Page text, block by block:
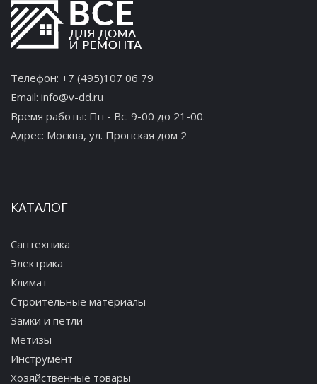
Телефон: +7 (495)107 06 79
Email: info@v-dd.ru
Время работы: Пн - Вс. 9-00 до 21-00.
Адрес: Москва, ул. Пронская дом 2
КАТАЛОГ
Сантехника
Электрика
Климат
Строительные материалы
Замки и петли
Метизы
Инструмент
Хозяйственные товары